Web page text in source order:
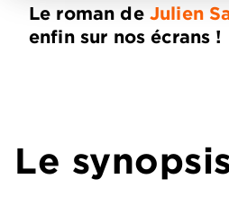
Le roman deJulien
enfin sur nos écrans !
Le